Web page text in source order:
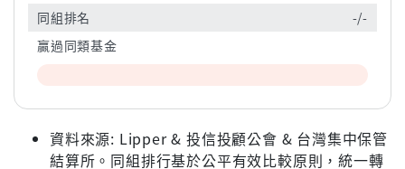
同組排名
-/-
贏過同類基金
資料來源: Lipper & 投信投顧公會 & 台灣集中保管
結算所。同組排行基於公平有效比較原則，統一轉